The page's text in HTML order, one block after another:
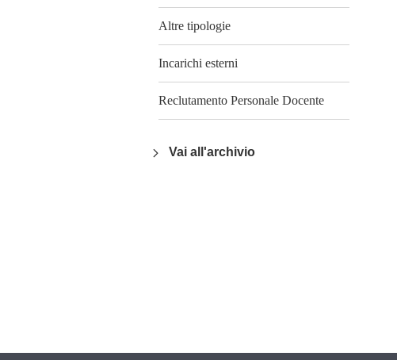
Altre tipologie
Incarichi esterni
Reclutamento Personale Docente
Vai all'archivio